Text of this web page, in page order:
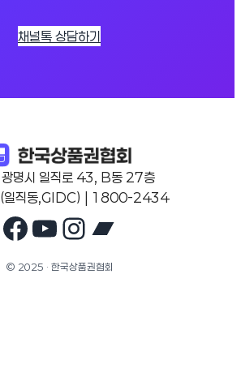
채널톡 상담하기
광명시 일직로 43, B동 27층
일직동,GIDC) | 1800-2434
Facebook
YouTube
Instagram
© 2025 · 한국상품권협회